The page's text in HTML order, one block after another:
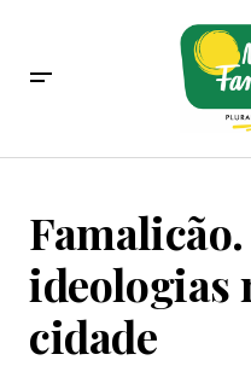
ideologias
cidade